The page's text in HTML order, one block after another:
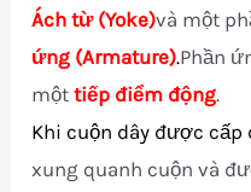
Ách từ (Yoke)và một
ứng (Armature).Phần
mộttiếp điểm động.
Khi cuộn dây được
xung quanh cuộn và